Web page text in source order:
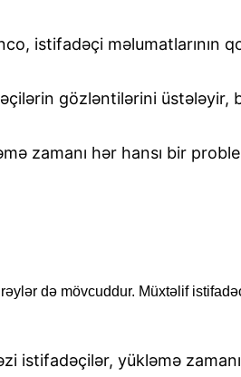
istifadəçi məlumatlarının
gözləntilərini üstələyir,
zamanı hər hansı bir
də mövcuddur. Müxtəlif
istifadəçilər, yükləmə